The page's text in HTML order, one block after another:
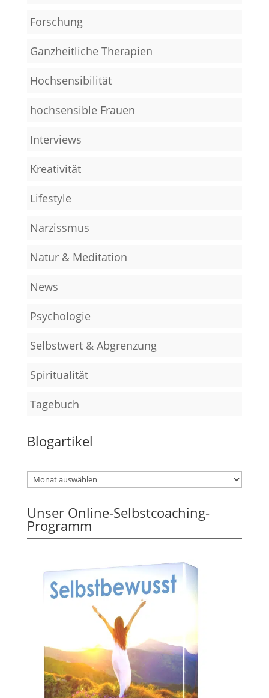
Forschung
Ganzheitliche Therapien
Hochsensibilität
hochsensible Frauen
Interviews
Kreativität
Lifestyle
Narzissmus
Natur & Meditation
News
Psychologie
Selbstwert & Abgrenzung
Spiritualität
Tagebuch
Blogartikel
Unser Online-Selbstcoaching-
Programm